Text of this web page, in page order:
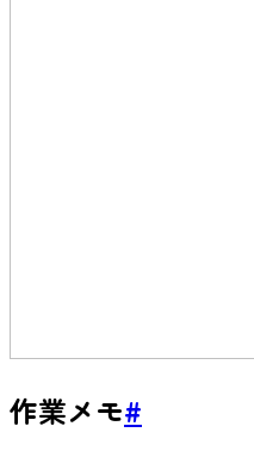
作業メモ#